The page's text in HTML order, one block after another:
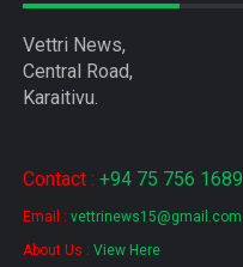
Vettri News,
Central Road,
Karaitivu.
Contact : +94 75 756 1689
Email : vettrinews15@gmail.com
About Us : View Here